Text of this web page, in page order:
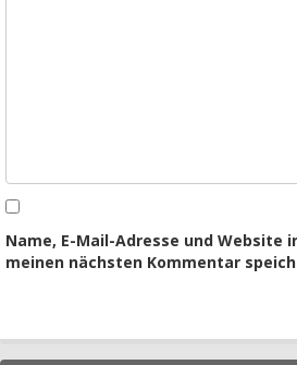
Name, E-Mail-Adresse und Website
meinen nächsten Kommentar